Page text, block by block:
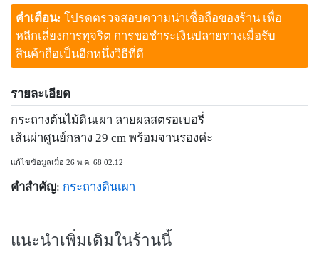
คำเตือน: โปรดตรวจสอบความน่าเชื่อถือของร้าน เพื่อ
หลีกเลี่ยงการทุจริต การขอชำระเงินปลายทางเมื่อรับ
สินค้าถือเป็นอีกหนึ่งวิธีที่ดี
รายละเอียด
กระถางต้นไม้ดินเผา ลายผลสตรอเบอรี่
เส้นผ่าศูนย์กลาง 29 cm พร้อมจานรองค่ะ
แก้ไขข้อมูลเมื่อ 26 พ.ค. 68 02:12
คำสำคัญ: กระถางดินเผา
แนะนำเพิ่มเติมในร้านนี้